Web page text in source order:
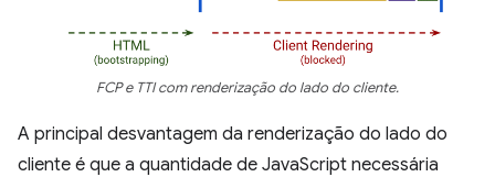
FCP e TTI com renderização do lado do cliente.
A principal desvantagem da renderização do lado do
cliente é que a quantidade de JavaScript necessária